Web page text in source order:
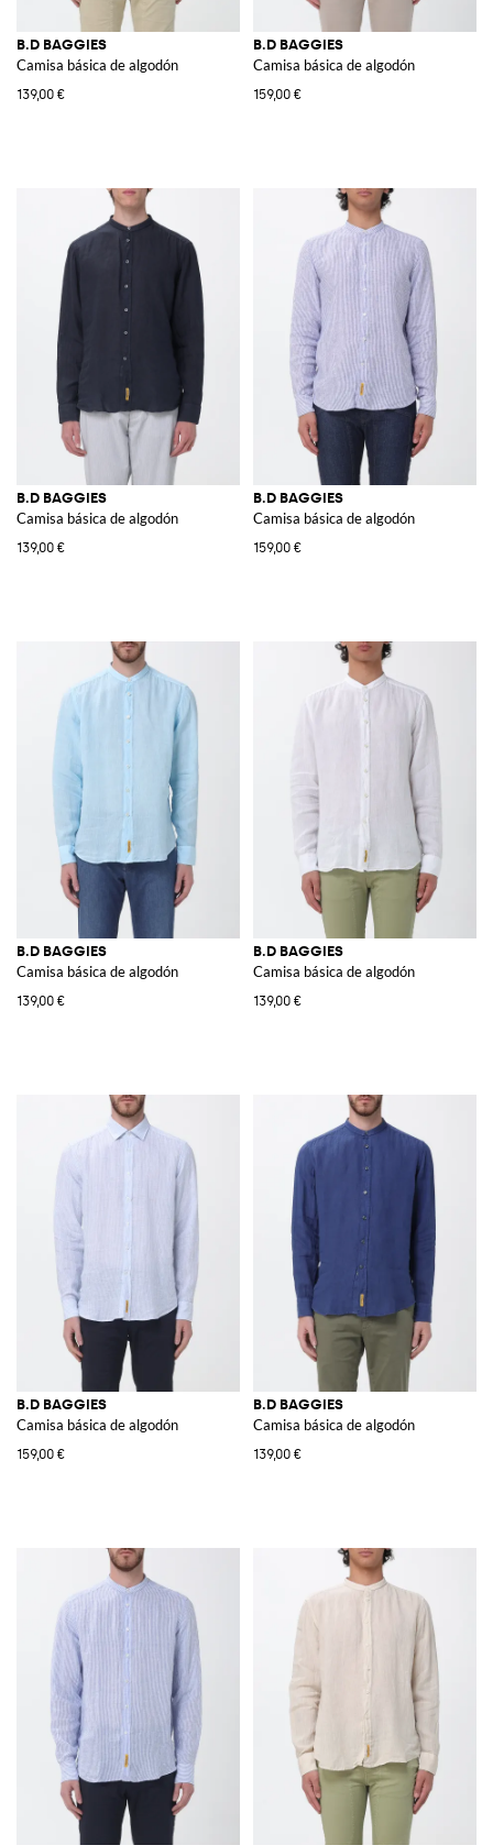
B.D BAGGIES
Camisa básica de algodón
139,00 €
B.D BAGGIES
Camisa básica de algodón
159,00 €
B.D BAGGIES
Camisa básica de algodón
139,00 €
B.D BAGGIES
Camisa básica de algodón
159,00 €
B.D BAGGIES
Camisa básica de algodón
139,00 €
B.D BAGGIES
Camisa básica de algodón
139,00 €
B.D BAGGIES
Camisa básica de algodón
159,00 €
B.D BAGGIES
Camisa básica de algodón
139,00 €